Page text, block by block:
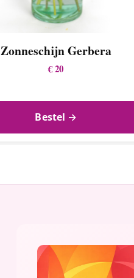
Zonneschijn Gerbera
€ 20
Bestel →